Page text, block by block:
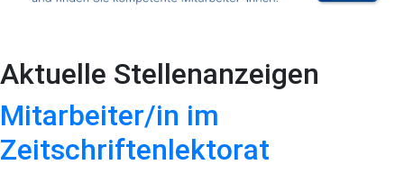
Aktuelle Stellenanzeigen
Mitarbeiter/in im
Zeitschriftenlektorat